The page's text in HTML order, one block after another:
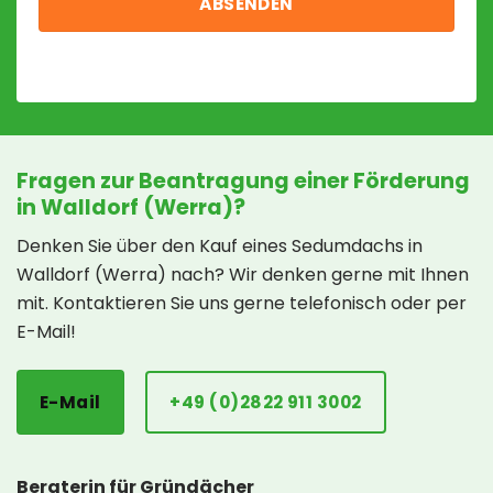
Fragen zur Beantragung einer Förderung
in Walldorf (Werra)?
Denken Sie über den Kauf eines Sedumdachs in
Walldorf (Werra) nach? Wir denken gerne mit Ihnen
mit. Kontaktieren Sie uns gerne telefonisch oder per
E-Mail!
E-Mail +49 (0)2822 911 3002
Beraterin für Gründächer